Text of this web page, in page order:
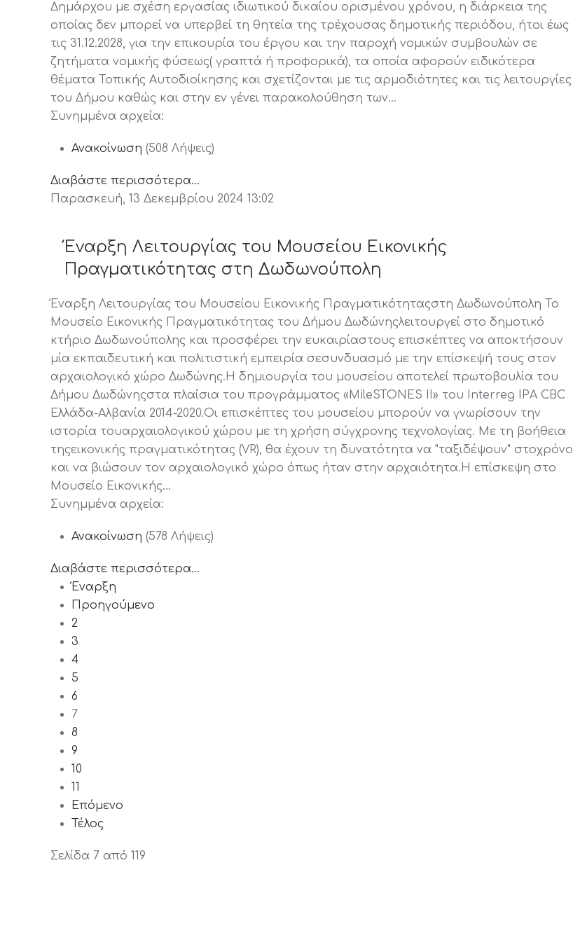
Δημάρχου με σχέση εργασίας ιδιωτικού δικαίου ορισμένου χρόνου, η διάρκεια της
οποίας δεν μπορεί να υπερβεί τη θητεία της τρέχουσας δημοτικής περιόδου, ήτοι έως
τις 31.12.2028, για την επικουρία του έργου και την παροχή νομικών συμβουλών σε
ζητήματα νομικής φύσεως( γραπτά ή προφορικά), τα οποία αφορούν ειδικότερα
θέματα Τοπικής Αυτοδιοίκησης και σχετίζονται με τις αρμοδιότητες και τις λειτουργίες
του Δήμου καθώς και στην εν γένει παρακολούθηση των…
Συνημμένα αρχεία:
Ανακοίνωση (508 Λήψεις)
Διαβάστε περισσότερα...
Παρασκευή, 13 Δεκεμβρίου 2024 13:02
Έναρξη Λειτουργίας του Μουσείου Εικονικής
Πραγματικότητας στη Δωδωνούπολη
Έναρξη Λειτουργίας του Μουσείου Εικονικής Πραγματικότηταςστη Δωδωνούπολη Το
Μουσείο Εικονικής Πραγματικότητας του Δήμου Δωδώνηςλειτουργεί στο δημοτικό
κτήριο Δωδωνούπολης και προσφέρει την ευκαιρίαστους επισκέπτες να αποκτήσουν
μία εκπαιδευτική και πολιτιστική εμπειρία σεσυνδυασμό με την επίσκεψή τους στον
αρχαιολογικό χώρο Δωδώνης.Η δημιουργία του μουσείου αποτελεί πρωτοβουλία του
Δήμου Δωδώνηςστα πλαίσια του προγράμματος «MileSTONES II» του Interreg IPA CBC
Ελλάδα-Αλβανία 2014-2020.Οι επισκέπτες του μουσείου μπορούν να γνωρίσουν την
ιστορία τουαρχαιολογικού χώρου με τη χρήση σύγχρονης τεχνολογίας. Με τη βοήθεια
τηςεικονικής πραγματικότητας (VR), θα έχουν τη δυνατότητα να "ταξιδέψουν" στοχρόνο
και να βιώσουν τον αρχαιολογικό χώρο όπως ήταν στην αρχαιότητα.Η επίσκεψη στο
Μουσείο Εικονικής…
Συνημμένα αρχεία:
Ανακοίνωση (578 Λήψεις)
Διαβάστε περισσότερα...
Έναρξη
Προηγούμενο
2
3
4
5
6
7
8
9
10
11
Επόμενο
Τέλος
Σελίδα 7 από 119